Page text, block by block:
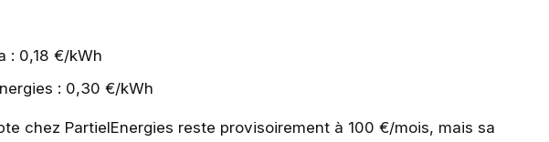
: 0,18 €/kWh
: 0,30 €/kWh
chez PartielEnergies reste provisoirement à 100 €/mois, mais sa